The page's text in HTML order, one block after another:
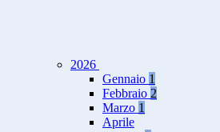
2026
Gennaio 1
Febbraio 2
Marzo 1
Aprile